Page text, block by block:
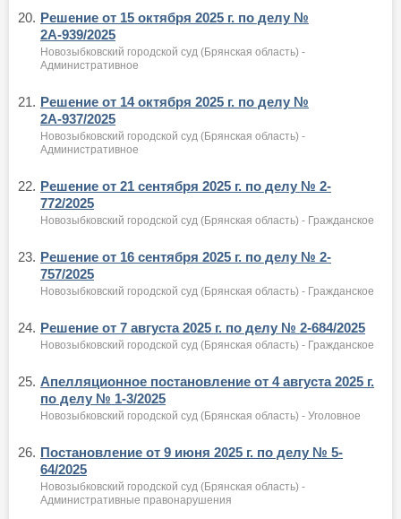
20. Решение от 15 октября 2025 г. по делу №
2А-939/2025
Новозыбковский городской суд (Брянская область) -
Административное
21. Решение от 14 октября 2025 г. по делу №
2А-937/2025
Новозыбковский городской суд (Брянская область) -
Административное
22. Решение от 21 сентября 2025 г. по делу № 2-
772/2025
Новозыбковский городской суд (Брянская область) - Гражданское
23. Решение от 16 сентября 2025 г. по делу № 2-
757/2025
Новозыбковский городской суд (Брянская область) - Гражданское
24. Решение от 7 августа 2025 г. по делу № 2-684/2025
Новозыбковский городской суд (Брянская область) - Гражданское
25. Апелляционное постановление от 4 августа 2025 г.
по делу № 1-3/2025
Новозыбковский городской суд (Брянская область) - Уголовное
26. Постановление от 9 июня 2025 г. по делу № 5-
64/2025
Новозыбковский городской суд (Брянская область) -
Административные правонарушения